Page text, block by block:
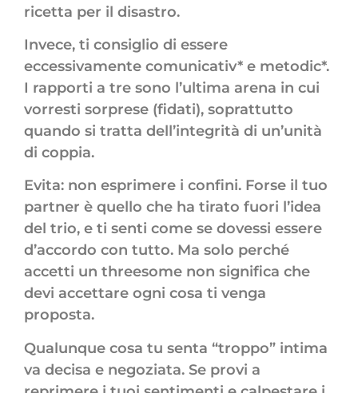
ricetta per il disastro.
Invece, ti consiglio di essere
eccessivamente comunicativ* e metodic*.
I rapporti a tre sono l’ultima arena in cui
vorresti sorprese (fidati), soprattutto
quando si tratta dell’integrità di un’unità
di coppia.
Evita: non esprimere i confini. Forse il tuo
partner è quello che ha tirato fuori l’idea
del trio, e ti senti come se dovessi essere
d’accordo con tutto. Ma solo perché
accetti un threesome non significa che
devi accettare ogni cosa ti venga
proposta.
Qualunque cosa tu senta “troppo” intima
va decisa e negoziata. Se provi a